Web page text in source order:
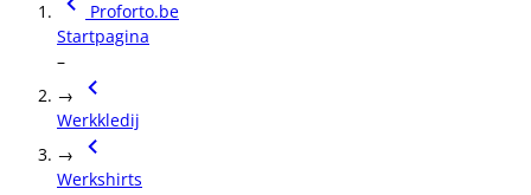
Proforto.be
Startpagina
–
→
Werkkledij
→
Werkshirts